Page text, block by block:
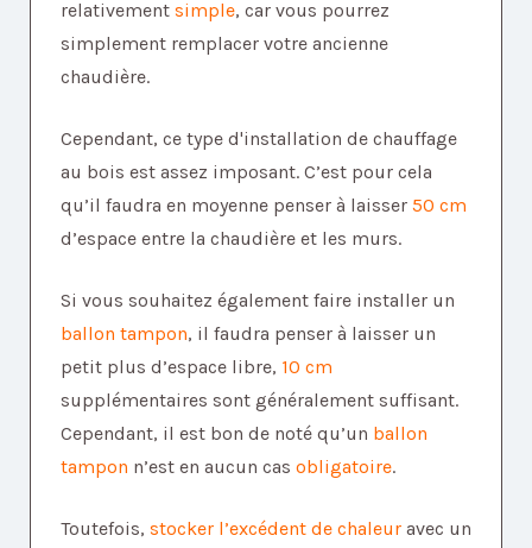
relativement simple, car vous pourrez
simplement remplacer votre ancienne
chaudière.
Cependant, ce type d'installation de chauffage
au bois est assez imposant. C’est pour cela
qu’il faudra en moyenne penser à laisser 50 cm
d’espace entre la chaudière et les murs.
Si vous souhaitez également faire installer un
ballon tampon, il faudra penser à laisser un
petit plus d’espace libre, 10 cm
supplémentaires sont généralement suffisant.
Cependant, il est bon de noté qu’un ballon
tampon n’est en aucun cas obligatoire.
Toutefois, stocker l’excédent de chaleur avec un